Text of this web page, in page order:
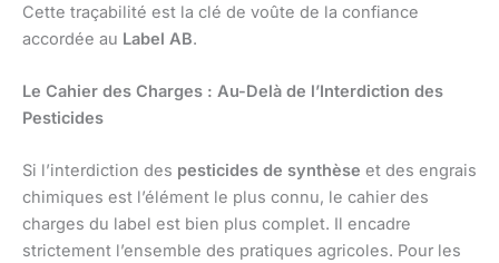
Cette traçabilité est la clé de voûte de la confiance
accordée au Label AB.
Le Cahier des Charges : Au-Delà de l’Interdiction des
Pesticides
Si l’interdiction des pesticides de synthèse et des engrais
chimiques est l’élément le plus connu, le cahier des
charges du label est bien plus complet. Il encadre
strictement l’ensemble des pratiques agricoles. Pour les